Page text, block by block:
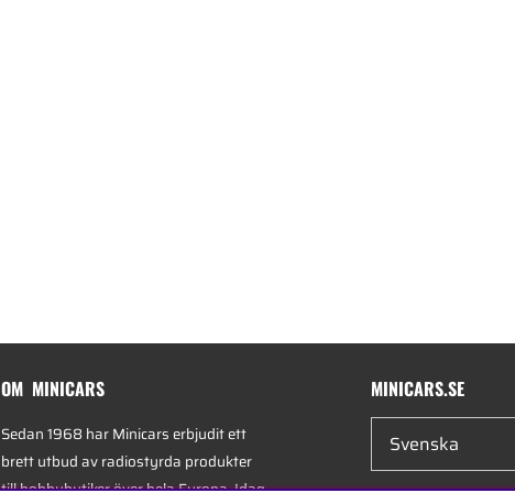
OM MINICARS
Sedan 1968 har Minicars erbjudit ett
brett utbud av radiostyrda produkter
MINICARS.SE
Svenska